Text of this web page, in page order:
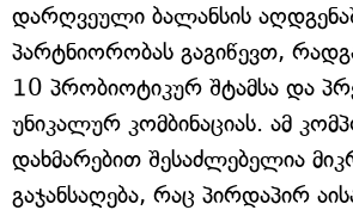
დარღვეული ბალანსის
პარტნიორობას გაგიწევთ,
10 პრობიოტიკურ შტამსა და
უნიკალურ კომბინაციას. ამ
დახმარებით შესაძლებელია
გაჯანსაღება, რაც პირდაპირ